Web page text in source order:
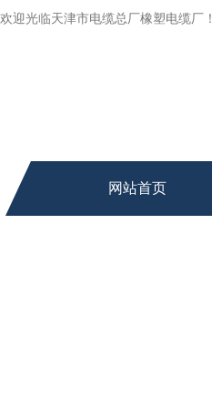
欢迎光临天津市电缆总厂橡塑电缆厂！
网站首页